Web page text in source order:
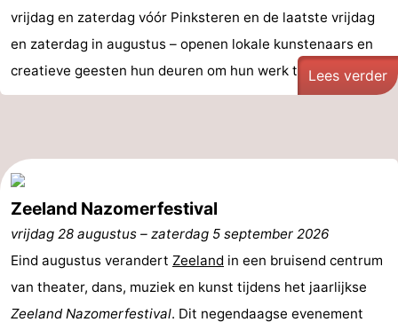
vrijdag en zaterdag vóór Pinksteren en de laatste vrijdag
en zaterdag in augustus – openen lokale kunstenaars en
creatieve geesten hun deuren om hun werk te ...Lees verder
Zeeland Nazomerfestival
vrijdag 28 augustus – zaterdag 5 september 2026
Eind augustus verandert Zeeland in een bruisend centrum
van theater, dans, muziek en kunst tijdens het jaarlijkse
Zeeland Nazomerfestival. Dit negendaagse evenement